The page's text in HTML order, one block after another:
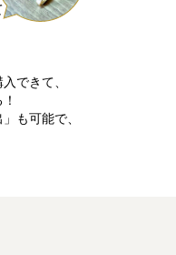
も可能で、
できて、